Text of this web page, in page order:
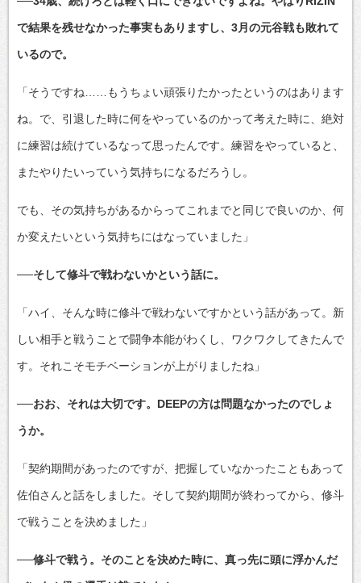
で結果を残せなかった事実もありますし、3月の元谷戦も敗れて
いるので。
「そうですね……もうちょい頑張りたかったというのはあります
ね。で、引退した時に何をやっているのかって考えた時に、絶対
に練習は続けているなって思ったんです。練習をやっていると、
またやりたいっていう気持ちになるだろうし。
でも、その気持ちがあるからってこれまでと同じで良いのか、何
か変えたいという気持ちにはなっていました」
──そして修斗で戦わないかという話に。
「ハイ、そんな時に修斗で戦わないですかという話があって。新
しい相手と戦うことで闘争本能がわくし、ワクワクしてきたんで
す。それこそモチベーションが上がりましたね」
──おお、それは大切です。DEEPの方は問題なかったのでしょ
うか。
「契約期間があったのですが、把握していなかったこともあって
佐伯さんと話をしました。そして契約期間が終わってから、修斗
で戦うことを決めました」
──修斗で戦う。そのことを決めた時に、真っ先に頭に浮かんだ